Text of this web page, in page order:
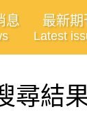
息 最新期
Latest
尋結